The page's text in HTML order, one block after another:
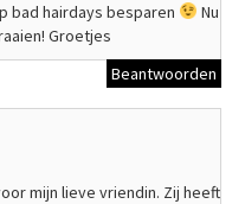
bad hairdays besparen
Nu
Groetjes
Beantwoorden
mijn lieve vriendin. Zij heeft